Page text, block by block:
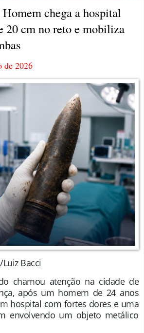
chega a hospital
20 cm no reto e mobiliza
de 2026
Bacci
chamou atenção na cidade de
após um homem de 24 anos
hospital com fortes dores e uma
envolvendo um objeto metálico